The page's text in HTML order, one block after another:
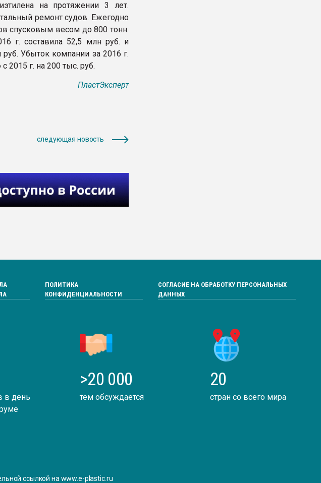
на протяжении 3 лет.
ремонт судов. Ежегодно
спусковым весом до 800 тонн.
г. составила 52,5 млн руб. и
Убыток компании за 2016 г.
2015 г. на 200 тыс. руб.
ПластЭксперт
следующая новость
ПОЛИТИКА
КОНФИДЕНЦИАЛЬНОСТИ
СОГЛАСИЕ НА ОБРАБОТКУ ПЕРСОНАЛЬНЫХ
ДАННЫХ
в день
>20 000
тем обсуждается
20
стран со всего мира
ссылкой на www.e-plastic.ru